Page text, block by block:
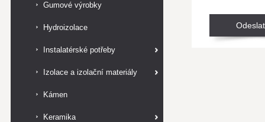
Gumové výrobky
Hydroizolace
Instalatérské potřeby
Izolace a izolační materiály
Kámen
Keramika